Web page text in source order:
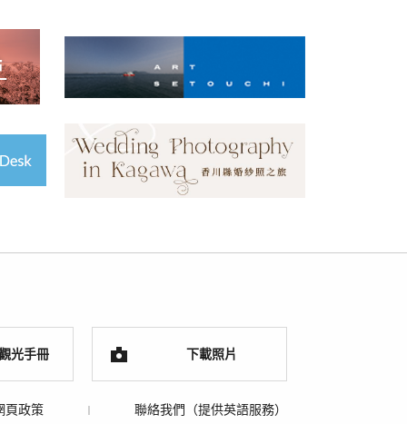
光手冊 下載照片
頁政策 聯絡我們（提供英語服務）